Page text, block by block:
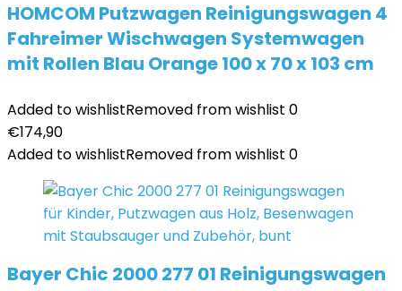
HOMCOM Putzwagen Reinigungswagen 4
Fahreimer Wischwagen Systemwagen
mit Rollen Blau Orange 100 x 70 x 103 cm
Added to wishlistRemoved from wishlist 0
€174,90
Added to wishlistRemoved from wishlist 0
Bayer Chic 2000 277 01 Reinigungswagen